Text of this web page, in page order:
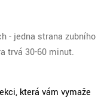
- jedna strana zubního
trvá 30-60 minut.
která vám vymaže